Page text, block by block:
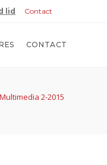
lid Contact
CONTACT
2-2015